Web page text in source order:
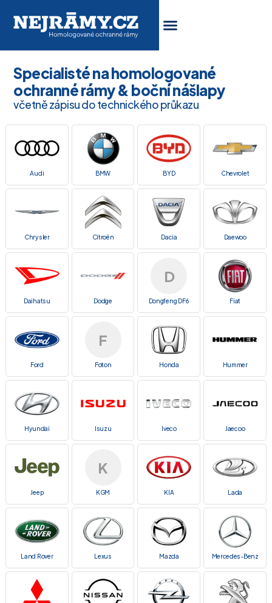
Specialisté na homologované
ochranné rámy & boční nášlapy
včetně zápisu do technického průkazu
Audi BMW BYD Chevrolet
Chrysler Citroën Dacia Daewoo
Daihatsu Dodge
D
Dongfeng DF6 Fiat
Ford
F
Foton Honda Hummer
Hyundai Isuzu Iveco Jaecoo
Jeep
K
KGM KIA Lada
Land Rover Lexus Mazda Mercedes-Benz